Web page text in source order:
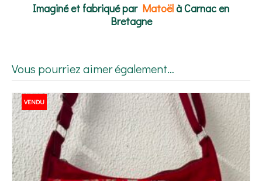
Imaginé et fabriqué par Matoëlà Carnac en
Bretagne
Vous pourriez aimer également…
VENDU